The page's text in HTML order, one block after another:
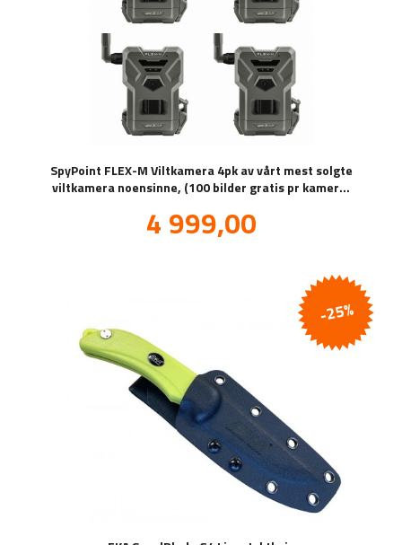
SpyPoint FLEX-M Viltkamera 4pk av vårt mest solgte
viltkamera noensinne, (100 bilder gratis pr kamera,
Tilbud
4 999,00mva.
-25%